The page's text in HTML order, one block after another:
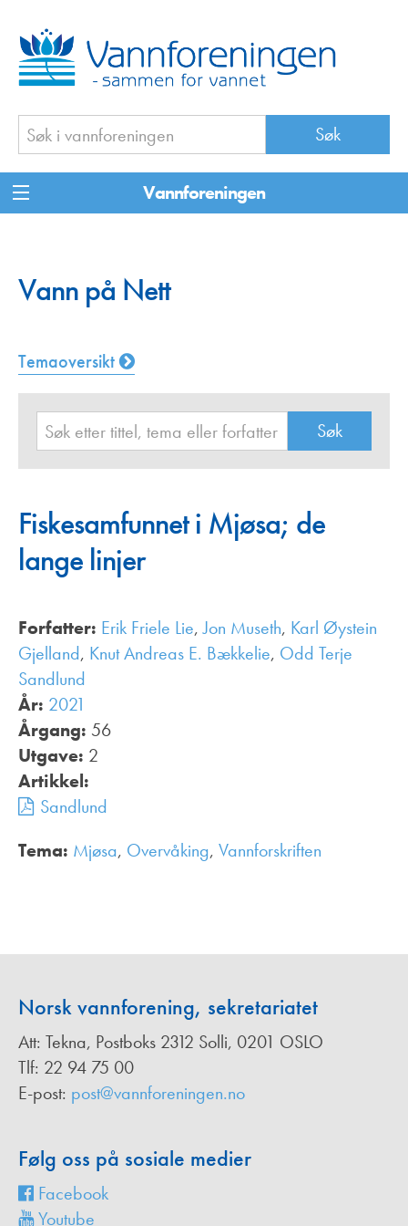
Vannforeningen
Vann på Nett
Temaoversikt
Fiskesamfunnet i Mjøsa; de
lange linjer
Forfatter: Erik Friele Lie,Jon Museth, Karl Øystein
Gjelland, Knut Andreas E. Bækkelie, Odd Terje
Sandlund
År: 2021
Årgang: 56
Utgave: 2
Artikkel:
Sandlund
Tema: Mjøsa, Overvåking, Vannforskriften
Norsk vannforening, sekretariatet
Att: Tekna, Postboks 2312 Solli, 0201 OSLO
Tlf: 22 94 75 00
E-post: post@vannforeningen.no
Følg oss på sosiale medier
Facebook
Youtube